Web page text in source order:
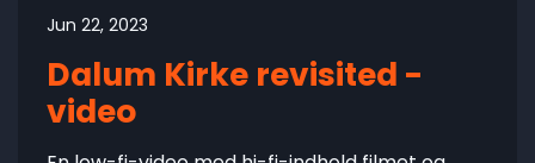
Jun 22, 2023
Dalum Kirke revisited -
video